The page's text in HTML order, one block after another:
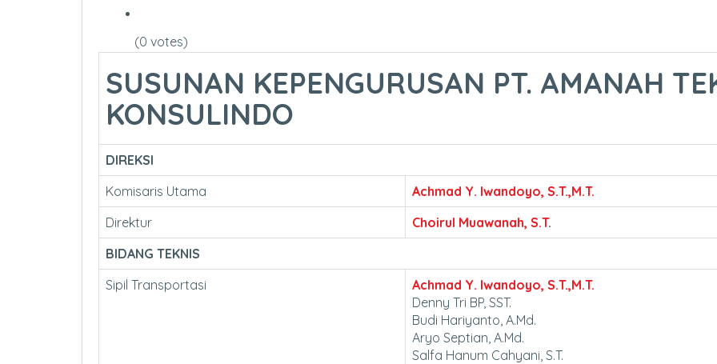
(0 votes)
SUSUNAN KEPENGURUSAN PT. AMANAH
KONSULINDO
DIREKSI
Komisaris Utama
Achmad Y. Iwandoyo, S.T.,M.T.
Direktur
Choirul Muawanah, S.T.
BIDANG TEKNIS
Sipil Transportasi
Achmad Y. Iwandoyo, S.T.,M.T.
Denny Tri BP, SST.
Budi Hariyanto, A.Md.
Aryo Septian, A.Md.
Salfa Hanum Cahyani, S.T.